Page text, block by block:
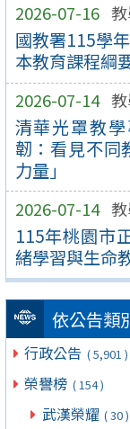
2026-07-16
國教署115學
本教育課程綱
2026-07-14
清華光罩教
韌：看見不同
力量」
2026-07-14
115年桃園市
緒學習與生命
依公告類
行政公告 ( 5,901 )
榮譽榜 ( 154 )
武漢榮耀 ( 30 )